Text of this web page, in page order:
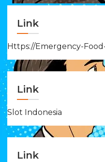
Link
Https://emergency-
Link
Slot Indonesia
Link